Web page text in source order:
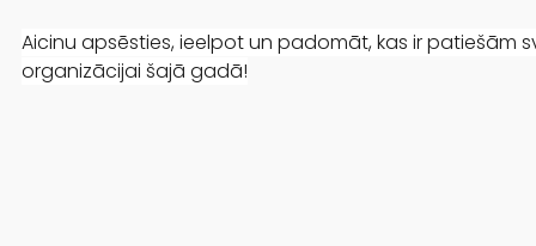
Aicinu apsēsties, ieelpot un padomāt, kas ir patiešām
organizācijai šajā gadā!